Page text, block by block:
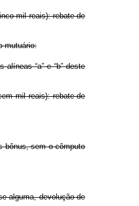
mil reais): rebate de
mutuário:
“a” e “b” deste
mil reais): rebate de
bônus, sem o cômputo
alguma, devolução de